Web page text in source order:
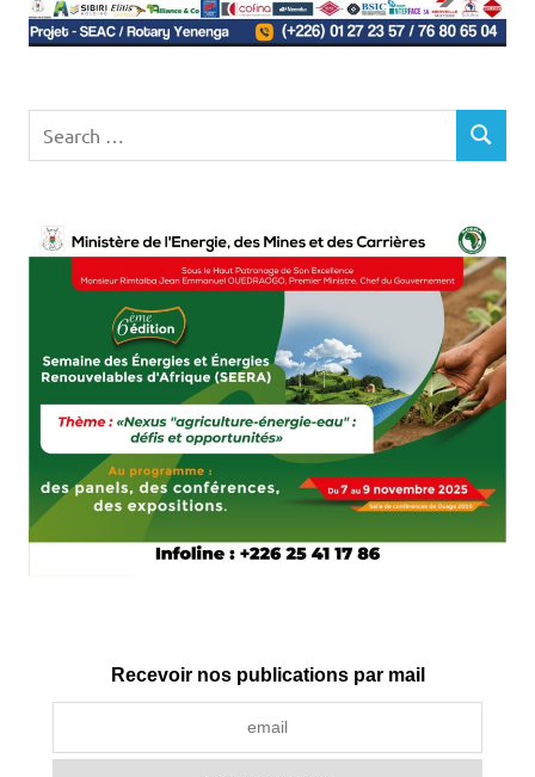
for:
SEARCH
Recevoir nos publications par mail